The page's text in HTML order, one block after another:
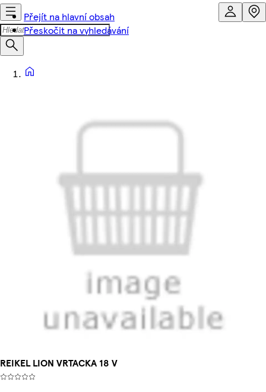
Přejít na hlavní obsah
Přeskočit na vyhledávání
REIKEL LION VRTACKA 18 V